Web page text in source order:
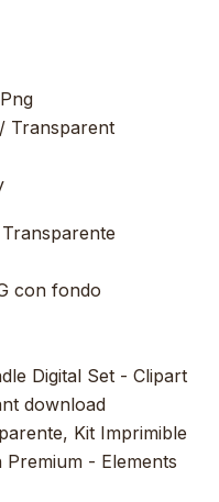
Transparent
con fondo
Digital Set - Clipart
download
Kit Imprimible
- Elements